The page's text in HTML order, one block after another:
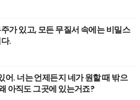
가 있고, 모든 무질서 속에는 비밀스
.
. 너는 언제든지 네가 원할 때 밖으
아직도 그곳에 있는거죠?